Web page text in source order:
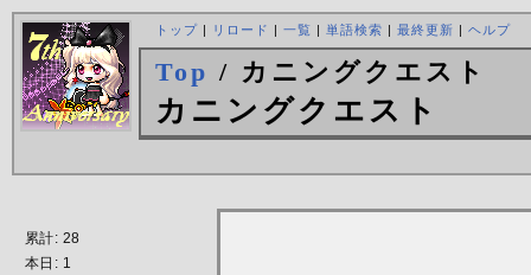
トップ| リロード | 一覧 | 単語検索 | 最終更新 | ヘルプ
Top / カニングクエスト
カニングクエスト
累計: 28
本日: 1